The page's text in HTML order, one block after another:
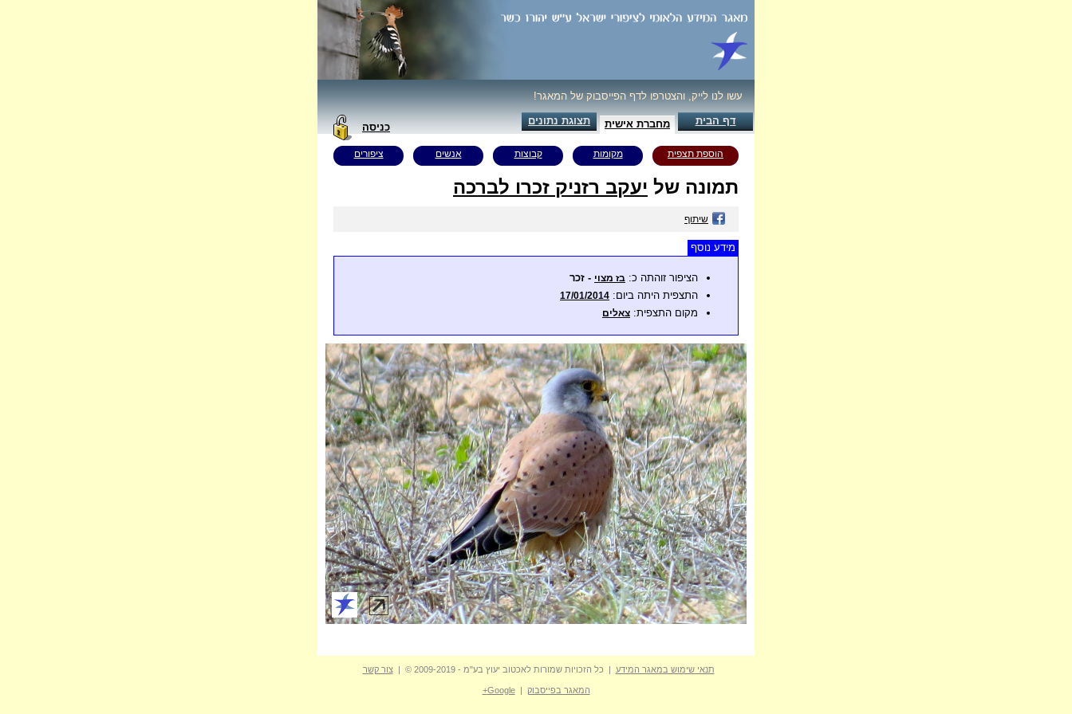
עשו לנו לייק, והצטרפו לדף הפייסבוק של המאגר!
דף הבית מחברת אישית תצוגת נתונים
כניסה
הוספת תצפית מקומות קבוצות אנשים ציפורים
תמונה של יעקב רזניק זכרו לברכה
שיתוף
מידע נוסף
הציפור זוהתה כ: בז מצוי - זכר
התצפית היתה ביום: 17/01/2014
מקום התצפית: צאלים
תנאי שימוש במאגר המידע | כל הזכויות שמורות לאכטוב יעוץ בע"מ - 2009-2019 © | צור קשר
המאגר בפייסבוק |
Google+